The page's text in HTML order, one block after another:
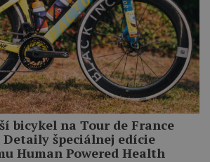
bicykel na Tour de France
Detaily špeciálnej edície
Human Powered Health